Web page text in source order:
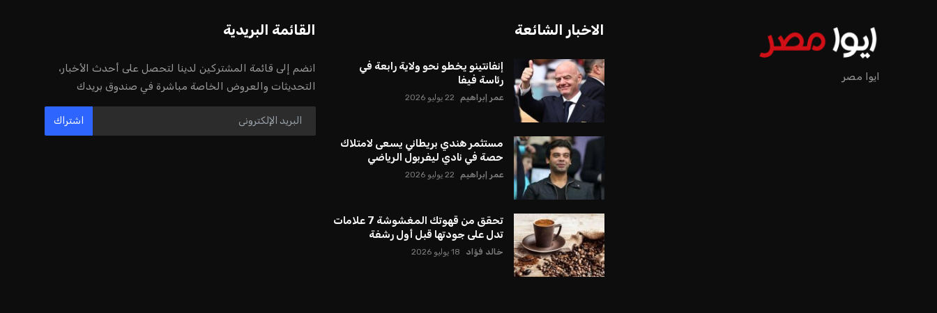
إنفانتينو يخطو نحو ولاية رابعة في رئاسة فيفا
عمر إبراهيم
عمر إبراهيم 22 يوليو 2026
مستثمر هندي بريطاني يسعى لامتلاك
حصة في نادي ليفربول الرياضي